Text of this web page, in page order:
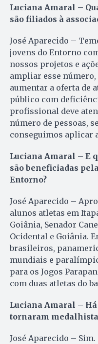
Luciana Amaral –
são filiados à
José Aparecido –
jovens do Entorno
nossos projetos e
ampliar esse
aumentar a oferta de
público com
profissional deve
número de pessoas,
conseguimos aplicar
Luciana Amaral – E
são beneficiadas
Entorno?
José Aparecido –
alunos atletas em
Goiânia, Senador
Ocidental e Goiânia.
brasileiros,
mundiais e
para os Jogos
com duas atletas do
Luciana Amaral –
tornaram
José Aparecido –